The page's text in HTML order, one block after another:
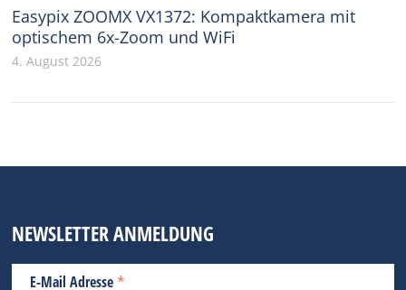
Easypix ZOOMX VX1372: Kompaktkamera mit
optischem 6x-Zoom und WiFi
4. August 2026
NEWSLETTER ANMELDUNG
E-Mail Adresse *